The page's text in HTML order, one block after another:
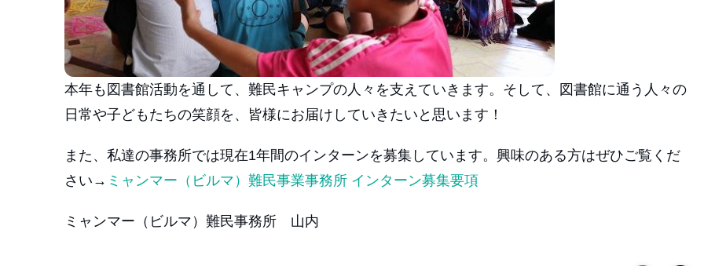
本年も図書館活動を通して、難民キャンプの人々を支えていきます。そして、図書館に通う人々の
日常や子どもたちの笑顔を、皆様にお届けしていきたいと思います！
また、私達の事務所では現在1年間のインターンを募集しています。興味のある方はぜひご覧くだ
さい→ ミャンマー（ビルマ）難民事業事務所 インターン募集要項
ミャンマー（ビルマ）難民事務所 山内